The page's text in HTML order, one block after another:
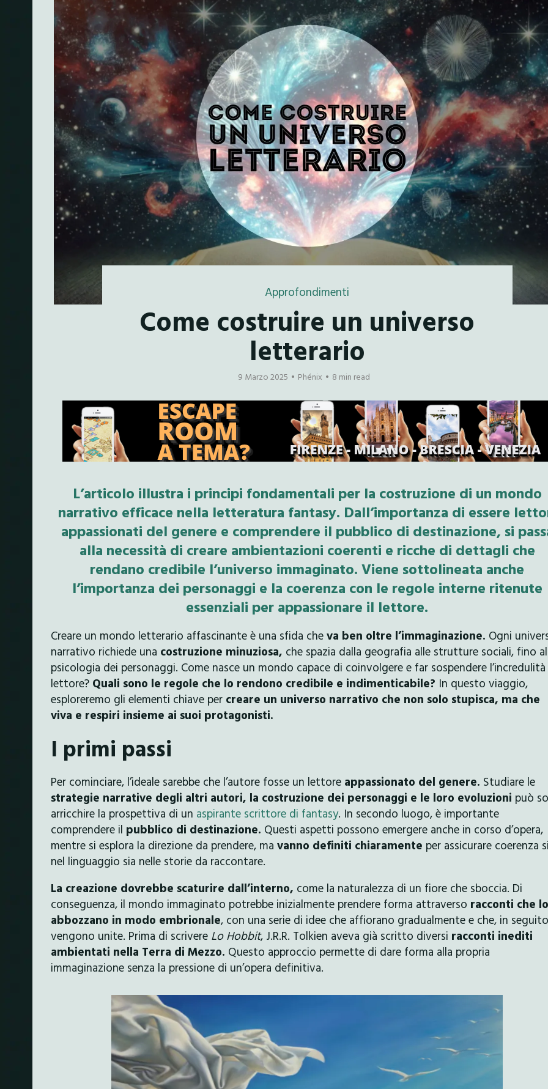
Approfondimenti
Come costruire un universo
letterario
9 Marzo 2025 Phénix 8 min read
L’articolo illustra i principi fondamentali per la costruzione di un mondo
narrativo efficace nella letteratura fantasy. Dall’importanza di essere
appassionati del genere e comprendere il pubblico di destinazione, si
alla necessità di creare ambientazioni coerenti e ricche di dettagli che
rendano credibile l’universo immaginato. Viene sottolineata anche
l’importanza dei personaggi e la coerenza con le regole interne ritenute
essenziali per appassionare il lettore.
Creare un mondo letterario affascinante è una sfida cheva ben oltre l’immaginazione. Ogni
narrativo richiede una costruzione minuziosa, che spazia dalla geografia alle strutture sociali, fino
psicologia dei personaggi. Come nasce un mondo capace di coinvolgere e far sospendere
lettore? Quali sono le regole che lo rendono credibile e indimenticabile? In questo viaggio,
esploreremo gli elementi chiave per creare un universo narrativo che non solo stupisca, ma che
viva e respiri insieme ai suoi protagonisti.
I primi passi
Per cominciare, l’ideale sarebbe che l’autore fosse un lettore appassionato del genere. Studiare le
strategie narrative degli altri autori, la costruzione dei personaggi e le loro evoluzioni può
arricchire la prospettiva di un aspirante scrittore di fantasy. In secondo luogo, è importante
comprendere il pubblico di destinazione. Questi aspetti possono emergere anche in corso d’opera,
mentre si esplora la direzione da prendere, ma vanno definiti chiaramente per assicurare coerenza
nel linguaggio sia nelle storie da raccontare.
La creazione dovrebbe scaturire dall’interno, come la naturalezza di un fiore che sboccia. Di
conseguenza, il mondo immaginato potrebbe inizialmente prendere forma attraverso racconti che lo
abbozzano in modo embrionale, con una serie di idee che affiorano gradualmente e che, in
vengono unite. Prima di scrivere Lo Hobbit, J.R.R. Tolkien aveva già scritto diversi racconti inediti
ambientati nella Terra di Mezzo. Questo approccio permette di dare forma alla propria
immaginazione senza la pressione di un’opera definitiva.